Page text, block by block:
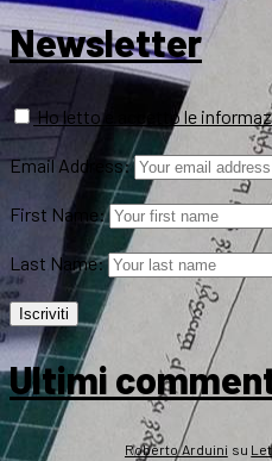
Newsletter
Ho letto e accetto le
Email Address:
First Name:
Last Name:
Ultimi
Roberto Arduini su